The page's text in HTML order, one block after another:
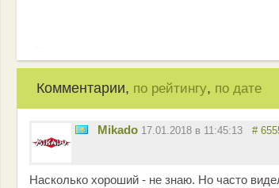
Комментарии, по рейтингу, по дате
Mikado 17.01.2018 в 11:45:13 #
Насколько хороший - не знаю. Но часто